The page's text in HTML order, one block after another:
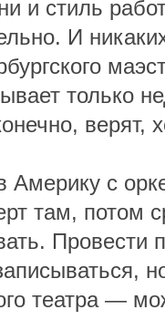
и стиль
И
только
верят,
Америку с
там, потом
Провести
театра —